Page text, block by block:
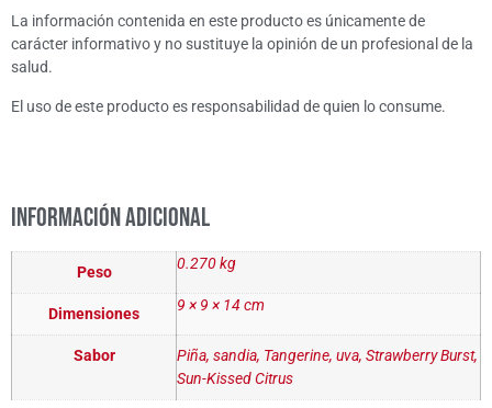
La información contenida en este producto es únicamente de
carácter informativo y no sustituye la opinión de un profesional de la
salud.
El uso de este producto es responsabilidad de quien lo consume.
Información adicional
Peso 0.270 kg
Dimensiones 9 × 9 × 14 cm
Sabor
Piña, sandia, Tangerine, uva, Strawberry Burst,
Sun-Kissed Citrus